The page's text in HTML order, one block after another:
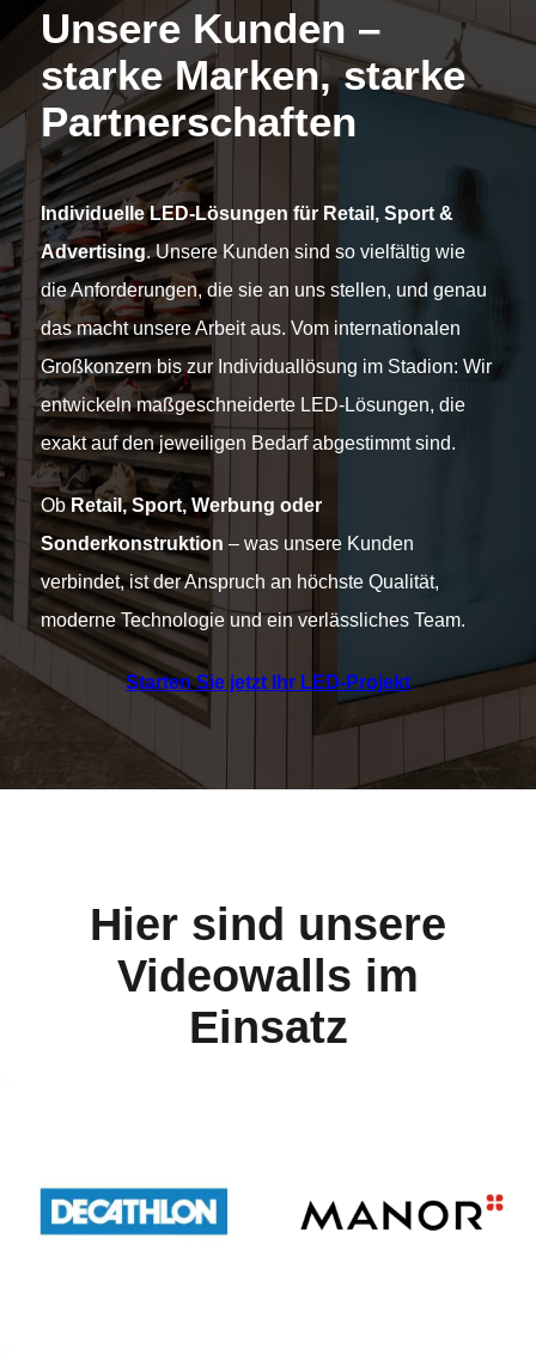
Unsere Kunden –
starke Marken, starke
Partnerschaften
Individuelle LED-Lösungen für Retail, Sport &
Advertising. Unsere Kunden sind so vielfältig wie
die Anforderungen, die sie an uns stellen, und genau
das macht unsere Arbeit aus. Vom internationalen
Großkonzern bis zur Individuallösung im Stadion: Wir
entwickeln maßgeschneiderte LED-Lösungen, die
exakt auf den jeweiligen Bedarf abgestimmt sind.
ObRetail, Sport, Werbung oder
Sonderkonstruktion – was unsere Kunden
verbindet, ist der Anspruch an höchste Qualität,
moderne Technologie und ein verlässliches Team.
Starten Sie jetzt Ihr LED-Projekt
Hier sind unsere
Videowalls im
Einsatz